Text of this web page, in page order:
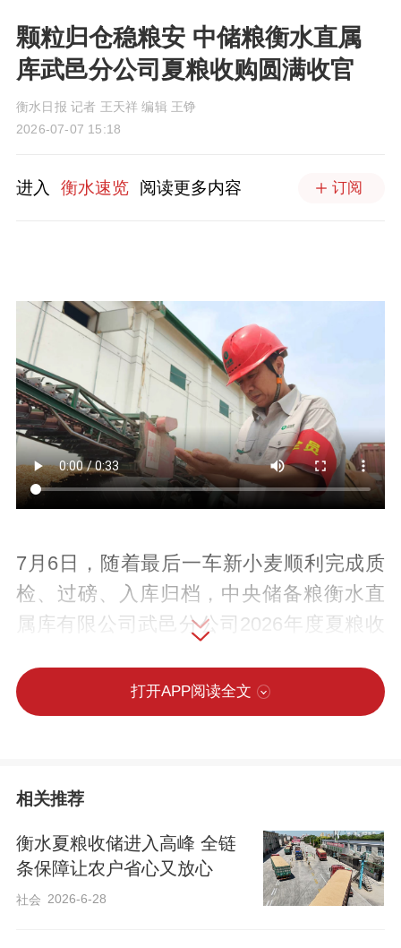
颗粒归仓稳粮安 中储粮衡水直属
库武邑分公司夏粮收购圆满收官
衡水日报 记者 王天祥 编辑 王铮
2026-07-07 15:18
进入 衡水速览 阅读更多内容 订阅
7月6日，随着最后一车新小麦顺利完成质
检、过磅、入库归档，中央储备粮衡水直
属库有限公司武邑分公司2026年度夏粮收
收购4500余吨。
位做好收购前置保障。前期腾空有效仓容
0.45万吨，全面消杀仓房、检修设施设
备，完成扦样器、水分测定仪、电子磅、
输送清理设备等10余台入库设备的检修调
打开APP阅读全文
相关推荐
衡水夏粮收储进入高峰 全链
条保障让农户省心又放心
社会 2026-6-28